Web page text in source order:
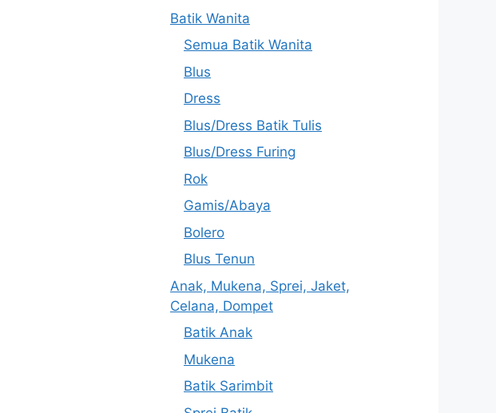
Batik Wanita
Semua Batik Wanita
Blus
Dress
Blus/Dress Batik Tulis
Blus/Dress Furing
Rok
Gamis/Abaya
Bolero
Blus Tenun
Anak, Mukena, Sprei, Jaket,
Celana, Dompet
Batik Anak
Mukena
Batik Sarimbit